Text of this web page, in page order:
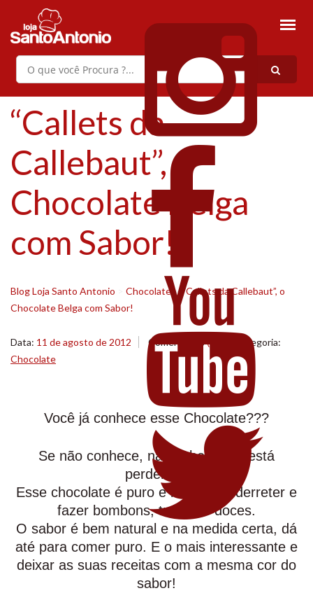
“Callets da
Callebaut”, o
Chocolate Belga
com Sabor!
Blog Loja Santo Antonio Chocolate > “Callets da Callebaut”, o
Chocolate Belga com Sabor!
Data: 11 de agosto de 2012 Comentários(3)
Categoria:
Chocolate
Você já conhece esse Chocolate???
Se não conhece, não sabe o que está
perdendo!
Esse chocolate é puro e ideal para derreter e
fazer bombons, truffas e doces.
O sabor é bem natural e na medida certa, dá
até para comer puro. E o mais interessante e
deixar as suas receitas com a mesma cor do
sabor!